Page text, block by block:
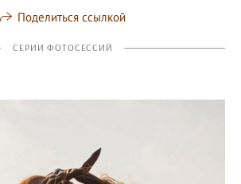
Поделиться ссылкой
СЕРИИ ФОТОСЕССИЙ